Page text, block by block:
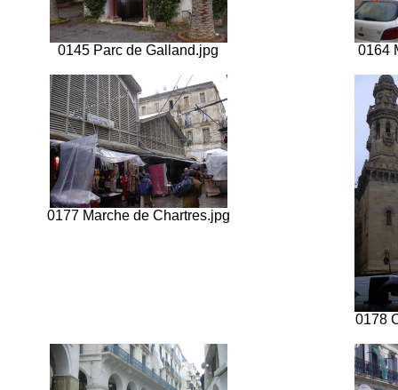
0145 Parc de Galland.jpg 0164
0177 Marche de Chartres.jpg
0178